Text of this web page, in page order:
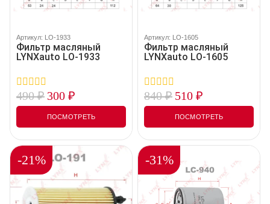
Артикул: LO-1933
Фильтр масляный
LYNXauto LO-1933
0
out
5
490₽ 300 ₽
ПОСМОТРЕТЬ
Артикул: LO-1605
Фильтр масляный
LYNXauto LO-1605
0
out
5
840₽ 510 ₽
ПОСМОТРЕТЬ
-21% -31%